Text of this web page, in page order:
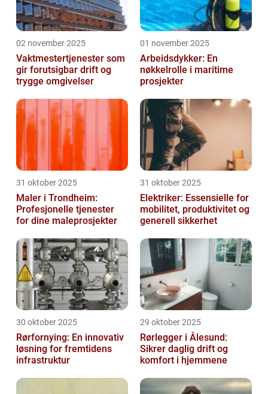
02 november 2025
Vaktmestertjenester som
gir forutsigbar drift og
trygge omgivelser
01 november 2025
Arbeidsdykker: En
nøkkelrolle i maritime
prosjekter
31 oktober 2025
Maler i Trondheim:
Profesjonelle tjenester
for dine maleprosjekter
31 oktober 2025
Elektriker: Essensielle for
mobilitet, produktivitet og
generell sikkerhet
30 oktober 2025
Rørfornying: En innovativ
løsning for fremtidens
infrastruktur
29 oktober 2025
Rørlegger i Ålesund:
Sikrer daglig drift og
komfort i hjemmene